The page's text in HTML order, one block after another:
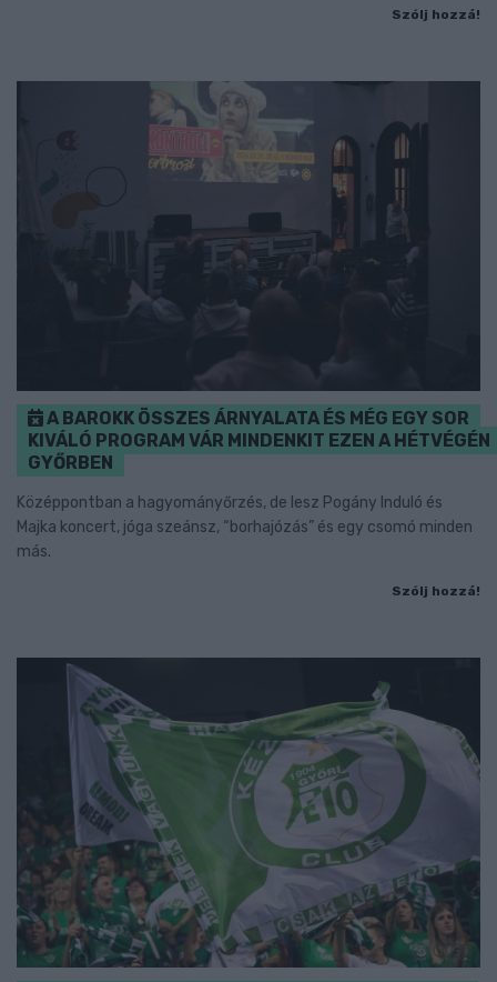
Szólj hozzá!
A BAROKK ÖSSZES ÁRNYALATA ÉS MÉG EGY SOR
KIVÁLÓ PROGRAM VÁR MINDENKIT EZEN A HÉTVÉGÉN
GYŐRBEN
Középpontban a hagyományőrzés, de lesz Pogány Induló és
Majka koncert, jóga szeánsz, “borhajózás” és egy csomó minden
más.
Szólj hozzá!